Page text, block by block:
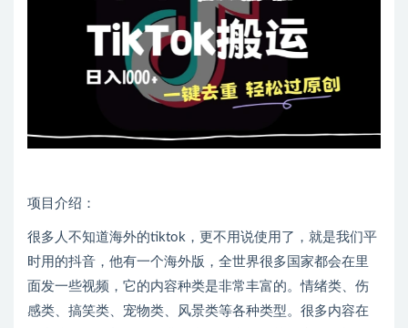
项目介绍：
很多人不知道海外的tiktok，更不用说使用了，就是我们平
时用的抖音，他有一个海外版，全世界很多国家都会在里
面发一些视频，它的内容种类是非常丰富的。情绪类、伤
感类、搞笑类、宠物类、风景类等各种类型。很多内容在